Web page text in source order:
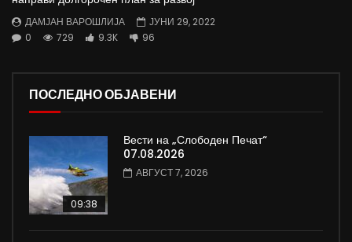
ДАМЈАН ВАРОШЛИЈА
ЈУНИ 29, 2022
0
729 9.3K 96
ПОСЛЕДНО ОБЈАВЕНИ
09:38
Вести на „Слободен Печат“
07.08.2026
АВГУСТ 7, 2026